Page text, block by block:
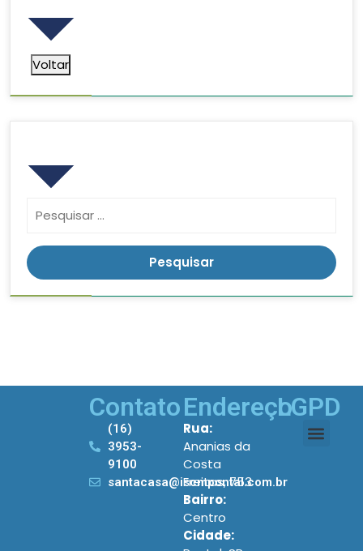
Voltar
Contato
(16)
3953-
9100
santacasa@iscmpontal.com.br
Endereço
Rua:
Ananias da
Costa
Freitas, 753
Bairro:
Centro
Cidade:
LGPD